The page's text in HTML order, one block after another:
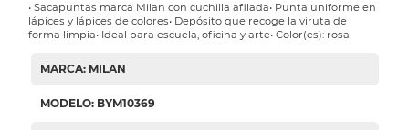
• Sacapuntas marca Milan con cuchilla afilada• Punta uniforme en
lápices y lápices de colores• Depósito que recoge la viruta de
forma limpia• Ideal para escuela, oficina y arte• Color(es): rosa
MARCA: MILAN
MODELO: BYM10369